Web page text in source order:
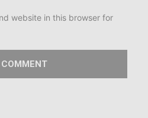
website in this browser for